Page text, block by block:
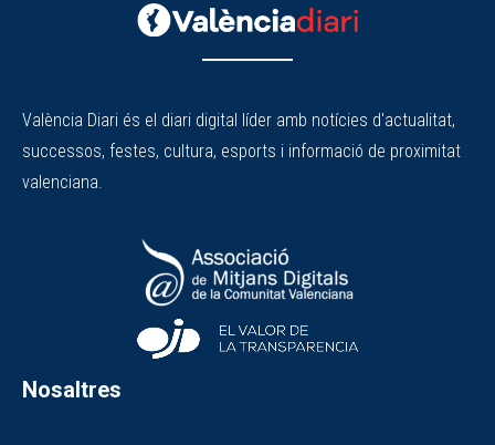
València Diari és el diari digital líder amb notícies d'actualitat,
successos, festes, cultura, esports i informació de proximitat
valenciana.
Nosaltres